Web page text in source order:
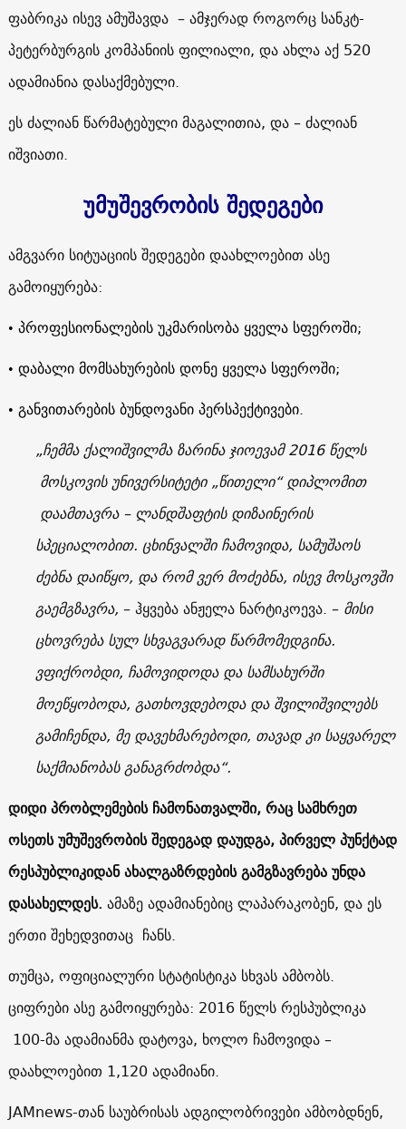
ფაბრიკა ისევ ამუშავდა – ამჯერად როგორც სანკტ-
პეტერბურგის კომპანიის ფილიალი, და ახლა აქ 520
ადამიანია დასაქმებული.
ეს ძალიან წარმატებული მაგალითია, და – ძალიან
იშვიათი.
უმუშევრობის შედეგები
ამგვარი სიტუაციის შედეგები დაახლოებით ასე
გამოიყურება:
• პროფესიონალების უკმარისობა ყველა სფეროში;
• დაბალი მომსახურების დონე ყველა სფეროში;
• განვითარების ბუნდოვანი პერსპექტივები.
„ჩემმა ქალიშვილმა ზარინა ჯიოევამ 2016 წელს
მოსკოვის უნივერსიტეტი „წითელი“ დიპლომით
დაამთავრა – ლანდშაფტის დიზაინერის
სპეციალობით. ცხინვალში ჩამოვიდა, სამუშაოს
ძებნა დაიწყო, და რომ ვერ მოძებნა, ისევ მოსკოვში
გაემგზავრა, – ჰყვება ანჟელა ნარტიკოევა. –მისი
ცხოვრება სულ სხვაგვარად წარმომედგინა.
ვფიქრობდი, ჩამოვიდოდა და სამსახურში
მოეწყობოდა, გათხოვდებოდა და შვილიშვილებს
გამიჩენდა, მე დავეხმარებოდი, თავად კი საყვარელ
საქმიანობას განაგრძობდა“.
დიდი პრობლემების ჩამონათვალში, რაც სამხრეთ
ოსეთს უმუშევრობის შედეგად დაუდგა, პირველ პუნქტად
რესპუბლიკიდან ახალგაზრდების გამგზავრება უნდა
დასახელდეს. ამაზე ადამიანებიც ლაპარაკობენ, და ეს
ერთი შეხედვითაც ჩანს.
თუმცა, ოფიციალური სტატისტიკა სხვას ამბობს.
ციფრები ასე გამოიყურება: 2016 წელს რესპუბლიკა
100-მა ადამიანმა დატოვა, ხოლო ჩამოვიდა –
დაახლოებით 1,120ადამიანი.
JAMnews-თან საუბრისას ადგილობრივები ამბობდნენ,